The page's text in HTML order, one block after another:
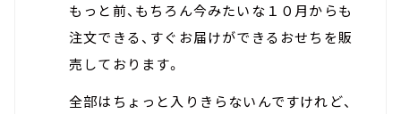
もっと前、もちろん今みたいな１０月からも
注文できる、すぐお届けができるおせちを販
売しております。
全部はちょっと入りきらないんですけれど、